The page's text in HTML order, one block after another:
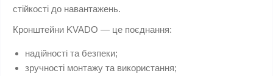
стійкості до навантажень.
Кронштейни KVADO — це поєднання:
надійності та безпеки;
зручності монтажу та використання;